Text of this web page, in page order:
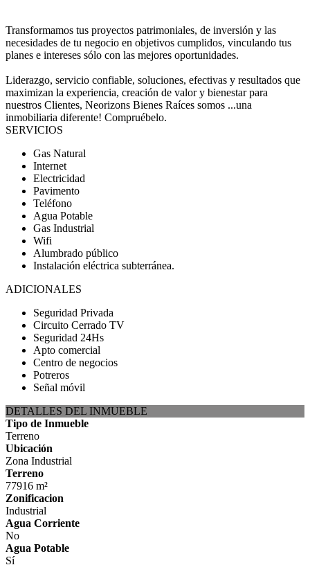
Transformamos tus proyectos patrimoniales, de inversión y las
necesidades de tu negocio en objetivos cumplidos, vinculando tus
planes e intereses sólo con las mejores oportunidades.
Liderazgo, servicio confiable, soluciones, efectivas y resultados que
maximizan la experiencia, creación de valor y bienestar para
nuestros Clientes, Neorizons Bienes Raíces somos ...una
inmobiliaria diferente! Compruébelo.
SERVICIOS
Gas Natural
Internet
Electricidad
Pavimento
Teléfono
Agua Potable
Gas Industrial
Wifi
Alumbrado público
Instalación eléctrica subterránea.
ADICIONALES
Seguridad Privada
Circuito Cerrado TV
Seguridad 24Hs
Apto comercial
Centro de negocios
Potreros
Señal móvil
DETALLES DEL INMUEBLE
Tipo de Inmueble
Terreno
Ubicación
Zona Industrial
Terreno
77916 m²
Zonificacion
Industrial
Agua Corriente
No
Agua Potable
Sí